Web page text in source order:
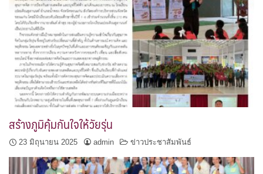
สร้างภูมิคุ้มกันใจให้วัยรุ่น
23 มิถุนายน 2025 admin ข่าวประชาสัมพันธ์